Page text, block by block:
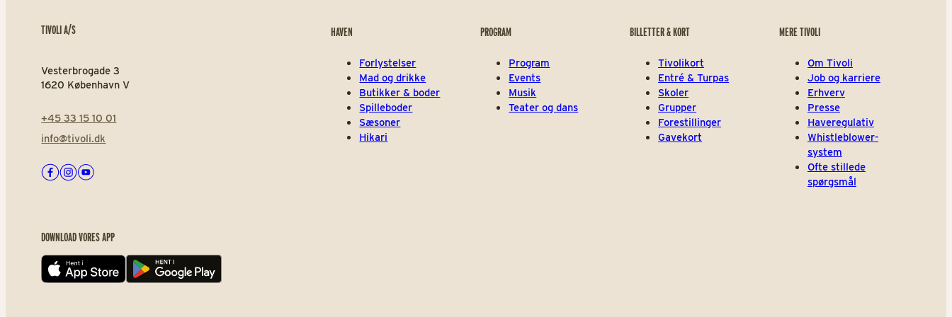
TIVOLI A/S
Vesterbrogade 3
1620 København V
+45 33 15 10 01
info@tivoli.dk
Facebook
Instagram
Youtube
DOWNLOAD VORES APP
App store Play store
HAVEN
Forlystelser
Mad og drikke
Butikker & boder
Spilleboder
Sæsoner
Hikari
PROGRAM
Program
Events
Musik
Teater og dans
BILLETTER & KORT
Tivolikort
Entré & Turpas
Skoler
Grupper
Forestillinger
Gavekort
MERE TIVOLI
Om Tivoli
Job og karriere
Erhverv
Presse
Haveregulativ
Whistleblower-
system
Ofte stillede
spørgsmål